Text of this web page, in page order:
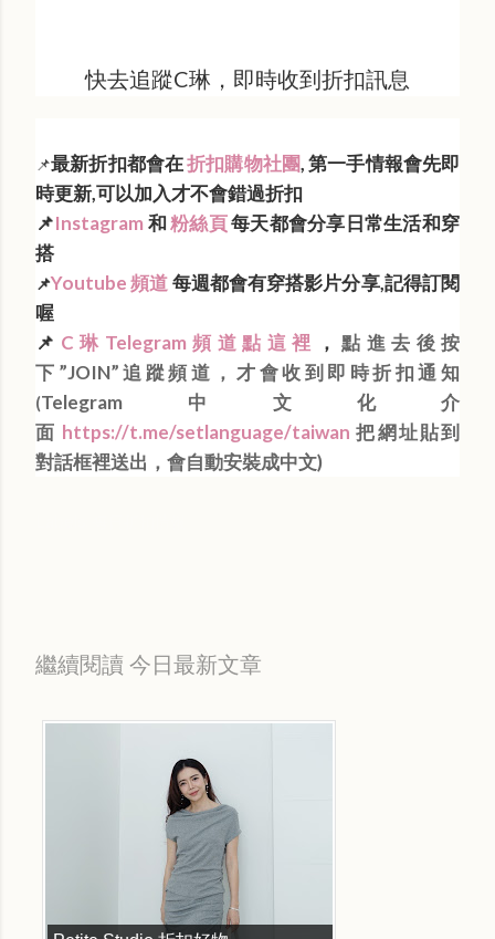
快去追蹤C琳，即時收到折扣訊息
📌最新折扣都會在折扣購物社團, 第一手情報會先即
時更新,可以加入才不會錯過折扣
📌Instagram 和粉絲頁每天都會分享日常生活和穿
搭
📌Youtube 頻道每週都會有穿搭影片分享,記得訂閱
喔
📌 C琳Telegram頻道點這裡 ， 點進去後按
下”JOIN”追蹤頻道，才會收到即時折扣通知
(Telegram中文化介
面 https://t.me/setlanguage/taiwan 把網址貼到
對話框裡送出，會自動安裝成中文)
繼續閱讀 今日最新文章